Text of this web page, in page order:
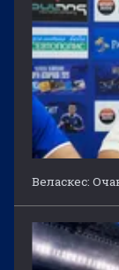
Веласкес: